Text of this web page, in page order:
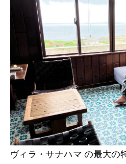
ヴィラ・サナハマ の最大の